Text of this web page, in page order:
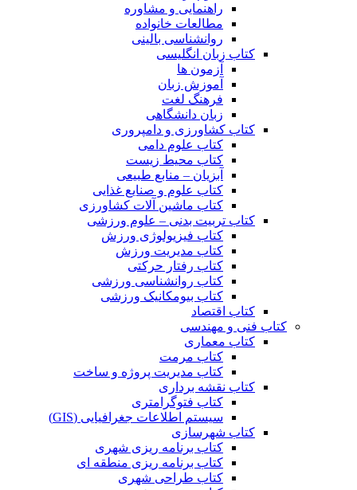
راهنمایی و مشاوره
مطالعات خانواده
روانشناسی بالینی
کتاب زبان انگلیسی
آزمون ها
آموزش زبان
فرهنگ لغت
زبان دانشگاهی
کتاب کشاورزی و دامپروری
کتاب علوم دامی
کتاب محیط زیست
آبزیان – منابع طبیعی
کتاب علوم و صنایع غذایی
کتاب ماشین آلات کشاورزی
کتاب تربیت بدنی – علوم ورزشی
کتاب فیزیولوژی ورزش
کتاب مدیریت ورزش
کتاب رفتار حرکتی
کتاب روانشناسی ورزشی
کتاب بیومکانیک ورزشی
کتاب اقتصاد
کتاب فنی و مهندسی
کتاب معماری
کتاب مرمت
کتاب مدیریت پروژه و ساخت
کتاب نقشه برداری
کتاب فتوگرامتری
سیستم اطلاعات جغرافیایی (GIS)
کتاب شهرسازی
کتاب برنامه ریزی شهری
کتاب برنامه ریزی منطقه ای
کتاب طراحی شهری